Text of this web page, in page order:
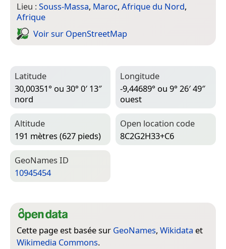
Lieu :Souss-Massa, Maroc, Afrique du Nord,
Afrique
Voir sur Open­Street­Map
Latitude
30,00351° ou 30° 0′ 13″
nord
Longitude
-9,44689° ou 9° 26′ 49″
ouest
Altitude
191 mètres (627 pieds)
Open location code
8C2G2H33+C6
Geo­Names ID
10945454
Cette page est basée sur GeoNames, Wikidata et
Wikimedia Commons.